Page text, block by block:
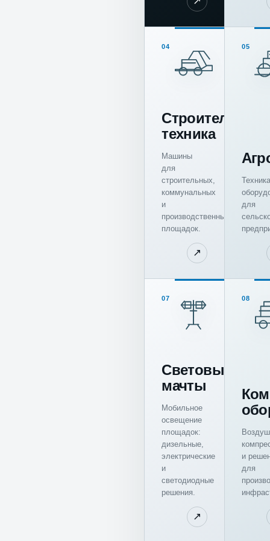
04
Строительная
техника
Машины
для
строительных,
коммунальных
и
производственных
площадок.
↗
05
для
07
Световые
мачты
Мобильное
освещение
площадок:
дизельные,
электрические
и
светодиодные
решения.
↗
08
и
для